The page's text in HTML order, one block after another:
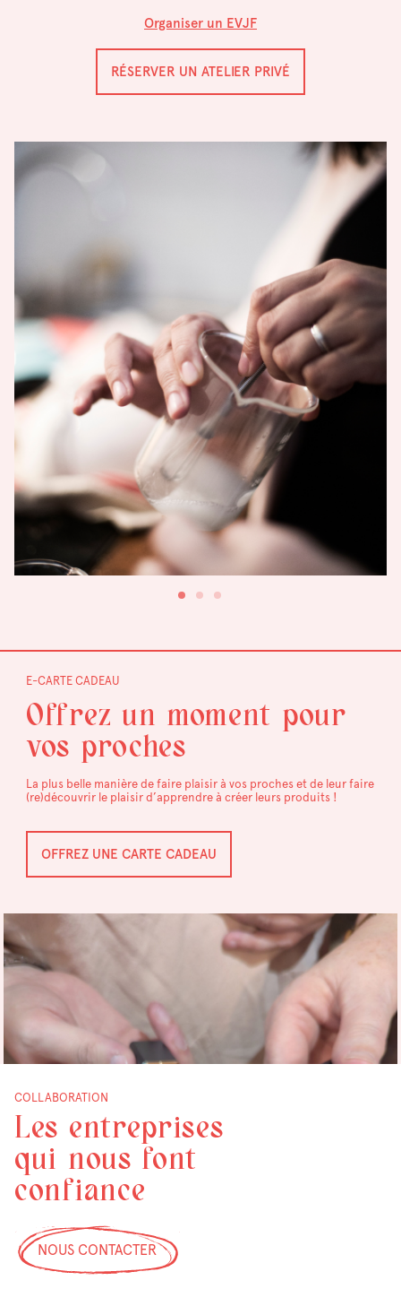
Organiser un EVJF
RÉSERVER UN ATELIER PRIVÉ
E-CARTE CADEAU
Offrez un moment pour
vos proches
La plus belle manière de faire plaisir à vos proches et de leur faire
(re)découvrir le plaisir d’apprendre à créer leurs produits !
OFFREZ UNE CARTE CADEAU
COLLABORATION
Les entreprises
qui nous font
confiance
NOUS CONTACTER